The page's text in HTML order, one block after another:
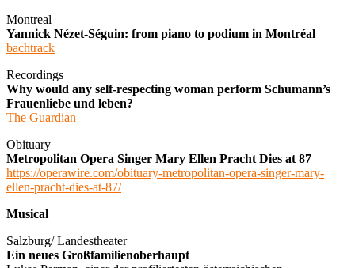
Montreal
Yannick Nézet-Séguin: from piano to podium in Montréal
bachtrack
Recordings
Why would any self-respecting woman perform Schumann’s
Frauenliebe und leben?
The Guardian
Obituary
Metropolitan Opera Singer Mary Ellen Pracht Dies at 87
https://operawire.com/obituary-metropolitan-opera-singer-mary-
ellen-pracht-dies-at-87/
Musical
Salzburg/ Landestheater
Ein neues Großfamilienoberhaupt